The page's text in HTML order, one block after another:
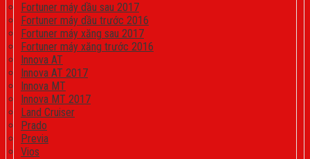
Fortuner máy dầu sau 2017
Fortuner máy dầu trước 2016
Fortuner máy xăng sau 2017
Fortuner máy xăng trước 2016
Innova AT
Innova AT 2017
Innova MT
Innova MT 2017
Land Cruiser
Prado
Previa
Vios